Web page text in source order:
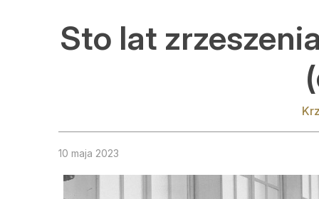
Sto lat
10 maja 2023